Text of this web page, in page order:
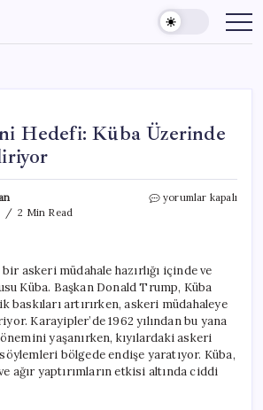
Hedefi: Küba Üzerinde
2 Min Read
ABD’nin
Gölgeler
Beliriyor
için
yorumlar kapalı
askeri müdahale hazırlığı içinde ve
Küba. Başkan Donald Trump, Küba
baskıları artırırken, askeri müdahaleye
Karayipler’de 1962 yılından bu yana
yaşanırken, kıyılardaki askeri
bölgede endişe yaratıyor. Küba,
ağır yaptırımların etkisi altında ciddi